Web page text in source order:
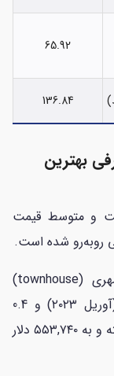
65.92
136.84
بهترین
و متوسط قیمت
روبه‌رو شده است.
به‌عنوان مثال، قیمت متوسط خانه‌های شهری (townhouse)
حدود 0.6 درصد نسبت به فروردین ۱۴۰۲ (آوریل ۲۰۲۳) و 0.4
درصد نسبت به شروع سال 2024 کاهش داشته و به ۵۵۳,۷۴۰ دلار